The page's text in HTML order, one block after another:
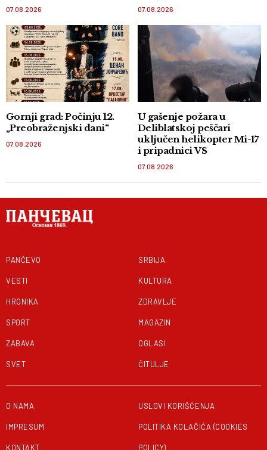
07.08.2026 07.08.2026
Gornji grad: Počinju 12.
„Preobraženjski dani“
07.08.2026
U gašenje požara u
Deliblatskoj peščari
uključen helikopter Mi-17
i pripadnici VS
07.08.2026
PANČEVO
VESTI
HRONIKA
SPORT
ZABAVA
SVET
SRBIJA
KULTURA
ZDRAVLJE
MAGAZIN
OGLASI
ČITULJE
O NAMA
IMPRESUM
KONTAKT
USLOVI KORIŠĆENJA
POLITIKA KOLAČIĆA (COOKIES
POLICY)